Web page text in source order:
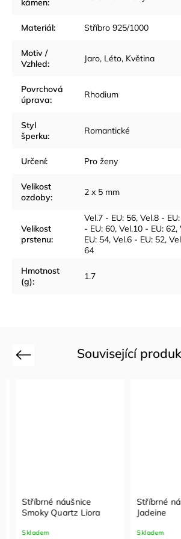
kámen:
Materiál: Stříbro 925/1000
Motiv /
Vzhled: Jaro, Léto, Květina
Povrchová
úprava: Rhodium
Styl
šperku: Romantické
Určení: Pro ženy
Velikost
ozdoby: 2 x 5 mm
Velikost
prstenu:
Vel.7 - EU: 56, Vel.8 -
- EU: 60, Vel.10 - EU: 62,
EU: 54, Vel.6 - EU: 52,
64
Hmotnost
(g): 1.7
Související
Previous
Stříbrné náušnice
Smoky Quartz Liora
Skladem
Stříbrné
Jadeine
Skladem